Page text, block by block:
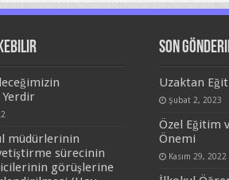
Yerdir
müdürlerinin
sürecinin
görüşlerine
Son
Uzaktan
Şubat 2, 2023
Özel Eğitim
Önemi
Kasım 29, 2022